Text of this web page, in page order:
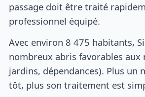
passage doit être traité
professionnel équipé.
Avec environ 8 475 habitants,
nombreux abris favorables aux
jardins, dépendances). Plus un
tôt, plus son traitement est